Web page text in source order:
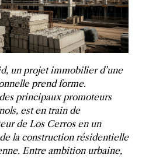
un projet immobilier d’une
prend forme.
principaux promoteurs
est en train de
de Los Cerros en un
la construction résidentielle
Entre ambition urbaine,